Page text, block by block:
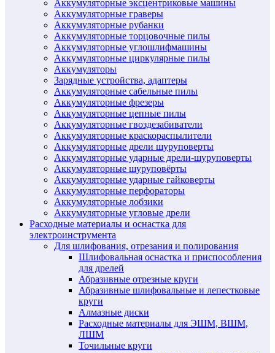
Аккумуляторные эксцентриковые машины
Аккумуляторные граверы
Аккумуляторные рубанки
Аккумуляторные торцовочные пилы
Аккумуляторные углошлифмашины
Аккумуляторные циркулярные пилы
Аккумуляторы
Зарядные устройства, адаптеры
Аккумуляторные сабельные пилы
Аккумуляторные фрезеры
Аккумуляторные цепные пилы
Аккумуляторные гвоздезабиватели
Аккумуляторные краскораспылители
Аккумуляторные дрели шуруповерты
Аккумуляторные ударные дрели-шуруповерты
Аккумуляторные шуруповёрты
Аккумуляторные ударные гайковерты
Аккумуляторные перфораторы
Аккумуляторные лобзики
Аккумуляторные угловые дрели
Расходные материалы и оснастка для
электроинструмента
Для шлифования, отрезания и полирования
Шлифовальная оснастка и приспособления
для дрелей
Абразивные отрезные круги
Абразивные шлифовальные и лепестковые
круги
Алмазные диски
Расходные материалы для ЭШМ, ВШМ,
ЛШМ
Точильные круги